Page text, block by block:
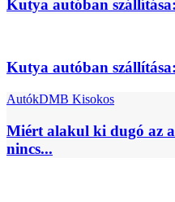
Kutya autóban
Kutya autóban
AutókDMB Kisokos
Miért alakul ki dugó az
nincs...